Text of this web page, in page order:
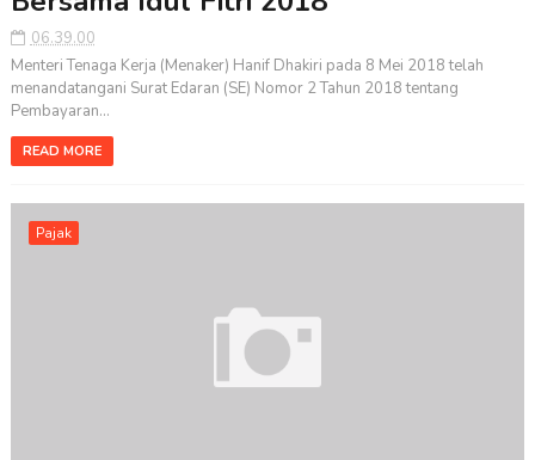
06.39.00
Menteri Tenaga Kerja (Menaker) Hanif Dhakiri pada 8 Mei 2018 telah
menandatangani Surat Edaran (SE) Nomor 2 Tahun 2018 tentang
Pembayaran...
READ MORE
Pajak